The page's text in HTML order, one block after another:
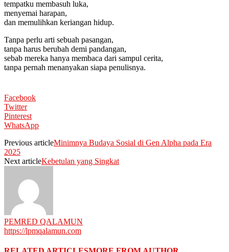
tempatku membasuh luka,
menyemai harapan,
dan memulihkan keriangan hidup.
Tanpa perlu arti sebuah pasangan,
tanpa harus berubah demi pandangan,
sebab mereka hanya membaca dari sampul cerita,
tanpa pernah menanyakan siapa penulisnya.
Facebook
Twitter
Pinterest
WhatsApp
Previous articleMinimnya Budaya Sosial di Gen Alpha pada Era
2025
Next articleKebetulan yang Singkat
PEMRED QALAMUN
https://lpmqalamun.com